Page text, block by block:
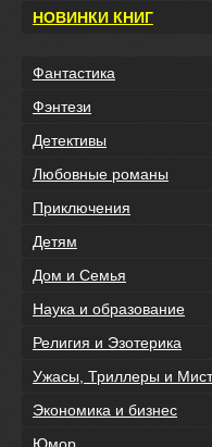
НОВИНКИ КНИГ
Фантастика
Фэнтези
Детективы
Любовные романы
Приключения
Детям
Дом и Семья
Наука и образование
Религия и Эзотерика
Ужасы, Триллеры и
Экономика и бизнес
Юмор